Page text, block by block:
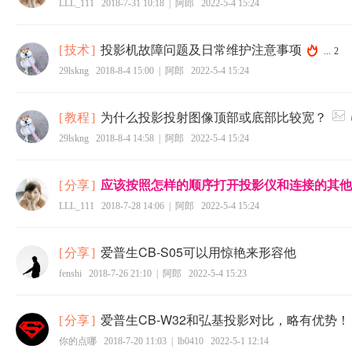
LLL_111 2018-7-31 10:18 阿郎 2022-5-4 15:24
[技术] 投影机故障问题及日常维护注意事项 ... 2
29lskng
2018-8-4 15:00 阿郎 2022-5-4 15:24
[教程] 为什么投影投射图像顶部或底部比较宽？
29lskng 2018-8-4 14:58 阿郎 2022-5-4 15:24
[分享] 应该按照怎样的顺序打开投影仪和连接的其
LLL_111 2018-7-28 14:06 阿郎 2022-5-4 15:24
[分享] 爱普生CB-S05可以用惊艳来形容他
fenshi 2018-7-26 21:10 阿郎 2022-5-4 15:23
[分享] 爱普生CB-W32和弘基投影对比，略有优势！
你的点哪 2018-7-20 11:03 lb0410 2022-5-1 12:14